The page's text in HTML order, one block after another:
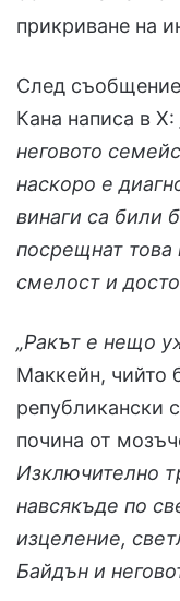
прикриване на
След
Кана написа в X:
неговото
наскоро е
винаги са били
посрещнат това
смелост и
„Ракът е нещо
Маккейн, чийто
републикански
почина от
Изключително
навсякъде по
изцеление,
Байдън и